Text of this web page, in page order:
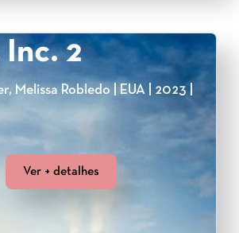
2
Melissa Robledo | EUA | 2023 |
Ver + detalhes